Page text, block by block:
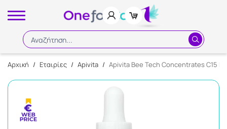
Αναζήτηση...
Αναζήτηση
Αρχική / Εταιρίες / Apivita / Apivita Bee Tech Concentrates C15